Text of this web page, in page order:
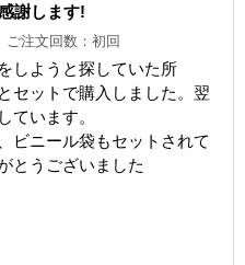
謝します!
ご注文回数：初回
しようと探していた所
セットで購入しました。翌
ています。
ビニール袋もセットされて
とうございました